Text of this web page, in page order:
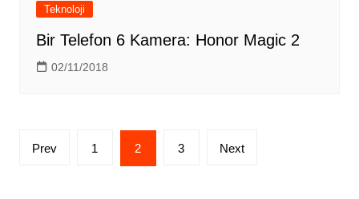
Teknoloji
Bir Telefon 6 Kamera: Honor Magic 2
02/11/2018
Yazı
sayfalandırması
Prev 1 2 3 Next